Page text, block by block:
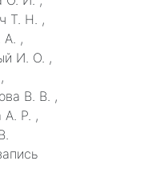
Т. Н.
,
,
И. О. ,
,
В. В.
,
А. Р. ,